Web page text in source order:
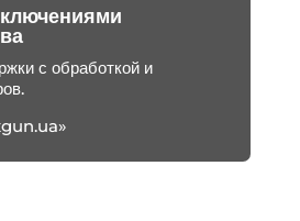
с обработкой и